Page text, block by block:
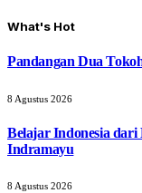
What's Hot
Pandangan Dua
8 Agustus 2026
Belajar Indonesia dari
Indramayu
8 Agustus 2026